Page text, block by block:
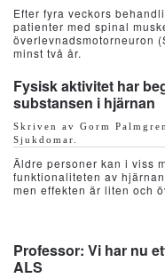
Efter fyra veckors
patienter med spinal
överlevnadsmotorneuron
minst två år.
Fysisk aktivitet har
substansen i hjärnan
Skriven av Gorm
Sjukdomar
Äldre personer kan i viss
funktionaliteten av
men effekten är liten och
Professor: Vi har nu
ALS